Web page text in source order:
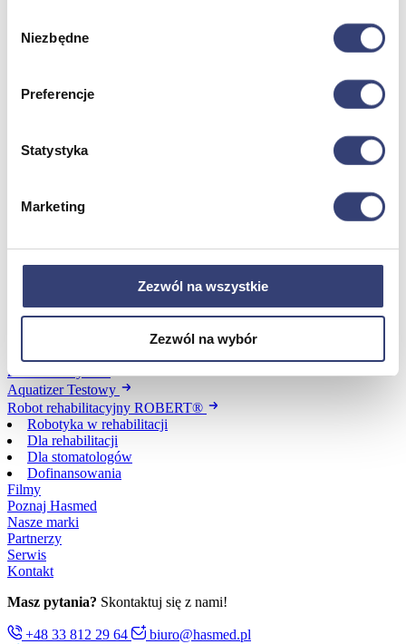
zgody
Niezbędne
Preferencje
Statystyka
Marketing
Zezwól na wszystkie
Zezwól na wybór
Wróć
Zdrowie i uroda
Wróć
Zobacz wszystko
Wynajem
Zobacz wszystko
Aquatizer Testowy
Robot rehabilitacyjny ROBERT®
Robotyka w rehabilitacji
Dla rehabilitacji
Dla stomatologów
Dofinansowania
Filmy
Poznaj Hasmed
Nasze marki
Partnerzy
Serwis
Kontakt
Masz pytania? Skontaktuj się z nami!
+48 33 812 29 64
biuro@hasmed.pl